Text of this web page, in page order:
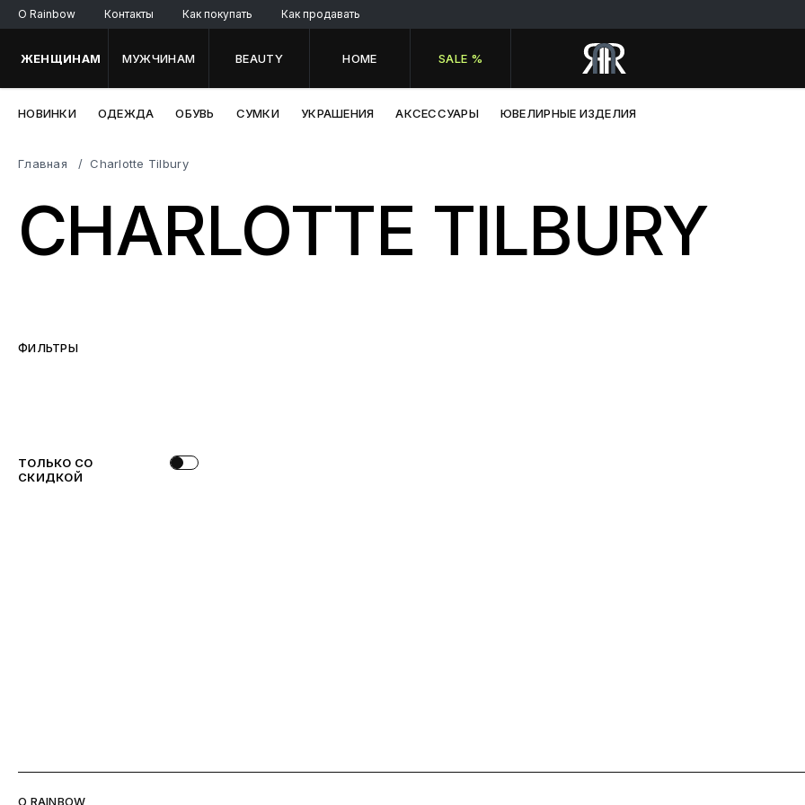
O Rainbow Контакты Как покупать Как продавать
ЖЕНЩИНАМ МУЖЧИНАМ BEAUTY HOME SALE %
НОВИНКИ ОДЕЖДА ОБУВЬ СУМКИ УКРАШЕНИЯ АКСЕССУАРЫ ЮВЕЛИРНЫЕ ИЗДЕЛИЯ
Главная Charlotte Tilbury
CHARLOTTE TILBURY
ФИЛЬТРЫ
ТОЛЬКО СО
СКИДКОЙ
O RAINBOW